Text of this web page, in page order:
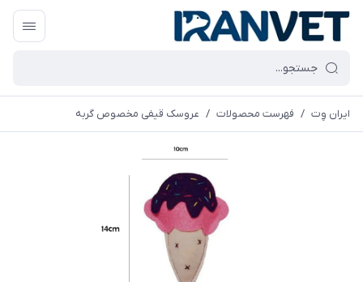
ایران وِت / فهرست محصولات / عروسک قیفی مخصوص گربه